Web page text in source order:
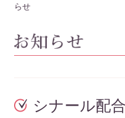
らせ
シナール配